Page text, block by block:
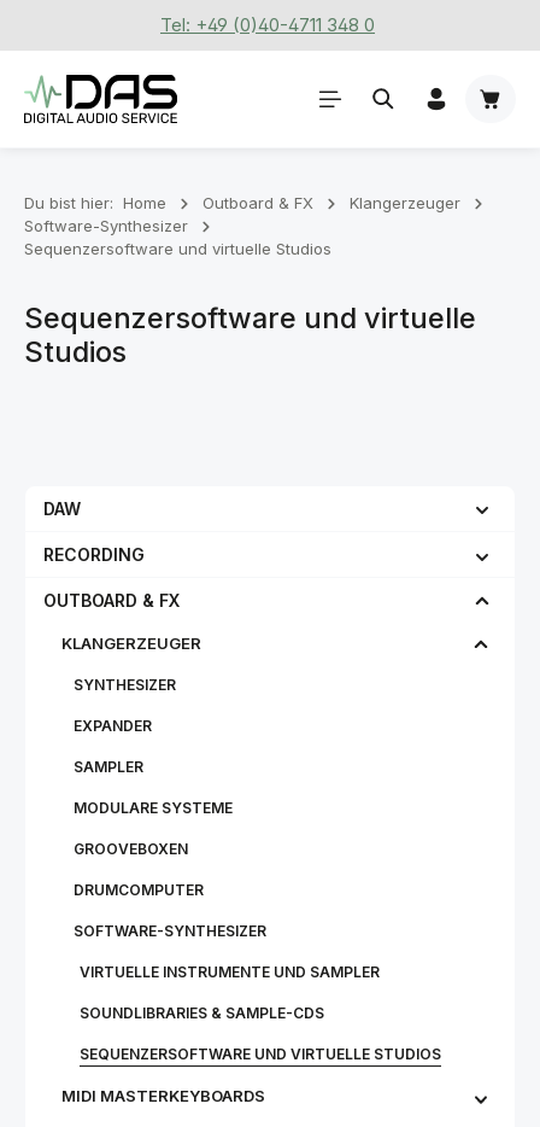
Zum Hauptinhalt springenTel: +49 (0)40-4711 348 0
Du bist hier: Home Outboard & FX
Klangerzeuger
Software-Synthesizer
Sequenzersoftware und virtuelle Studios
Sequenzersoftware und virtuelle
Studios
DAW
RECORDING
OUTBOARD & FX
KLANGERZEUGER
SYNTHESIZER
EXPANDER
SAMPLER
MODULARE SYSTEME
GROOVEBOXEN
DRUMCOMPUTER
SOFTWARE-SYNTHESIZER
VIRTUELLE INSTRUMENTE UND SAMPLER
SOUNDLIBRARIES & SAMPLE-CDS
SEQUENZERSOFTWARE UND VIRTUELLE STUDIOS
MIDI MASTERKEYBOARDS